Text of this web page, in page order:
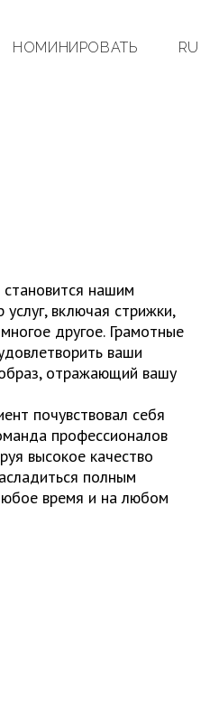
НОМИНИРОВАТЬ RU
нашим
включая стрижки,
другое. Грамотные
ваши
отражающий вашу
почувствовал себя
профессионалов
высокое качество
полным
время и на любом